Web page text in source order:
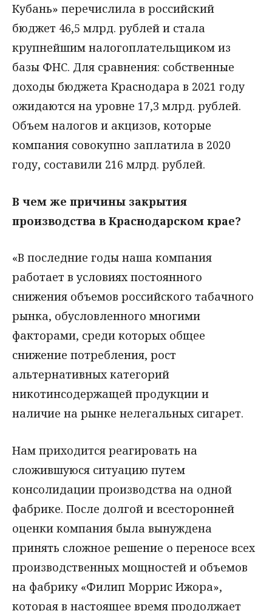
Кубань» перечислила в российский
бюджет 46,5 млрд. рублей и стала
крупнейшим налогоплательщиком из
базы ФНС. Для сравнения: собственные
доходы бюджета Краснодара в 2021 году
ожидаются на уровне 17,3 млрд. рублей.
Объем налогов и акцизов, которые
компания совокупно заплатила в 2020
году, составили 216 млрд. рублей.
В чем же причины закрытия
производства в Краснодарском крае?
«В последние годы наша компания
работает в условиях постоянного
снижения объемов российского табачного
рынка, обусловленного многими
факторами, среди которых общее
снижение потребления, рост
альтернативных категорий
никотинсодержащей продукции и
наличие на рынке нелегальных сигарет.
Нам приходится реагировать на
сложившуюся ситуацию путем
консолидации производства на одной
фабрике. После долгой и всесторонней
оценки компания была вынуждена
принять сложное решение о переносе всех
производственных мощностей и объемов
на фабрику «Филип Моррис Ижора»,
которая в настоящее время продолжает